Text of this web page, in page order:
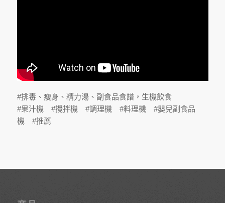
#排毒、瘦身、精力湯、副食品食譜，生機飲食
#果汁機 #攪拌機 #調理機 #料理機 #嬰兒副食品
機 #推薦